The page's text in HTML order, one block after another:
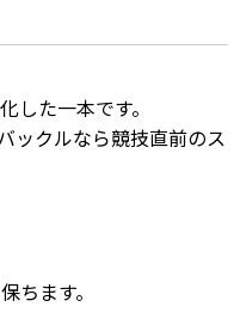
した一本です。
ックルなら競技直前のス
ちます。